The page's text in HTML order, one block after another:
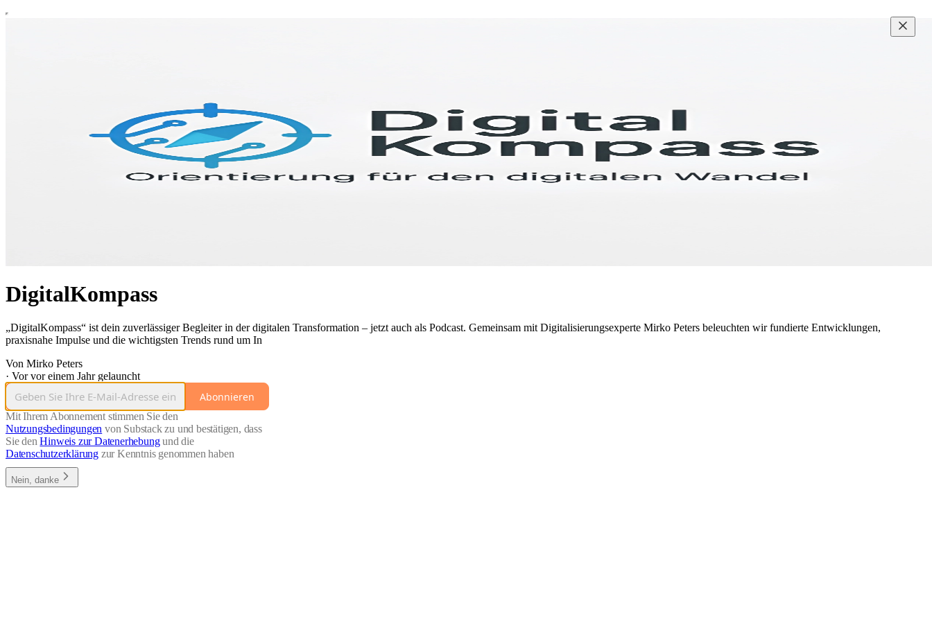
DigitalKompass
„DigitalKompass“ ist dein zuverlässiger Begleiter in der digitalen Transformation – jetzt auch als Podcast. Gemeinsam mit Digitalisierungsexperte Mirko Peters beleuchten wir fundierte Entwicklungen,
praxisnahe Impulse und die wichtigsten Trends rund um In
Von Mirko Peters
· Vor vor einem Jahr gelauncht
Abonnieren
Mit Ihrem Abonnement stimmen Sie den
Nutzungsbedingungen von Substack zu und bestätigen, dass
Sie denHinweis zur Datenerhebungund die
Datenschutzerklärung zur Kenntnis genommen haben
Nein, danke